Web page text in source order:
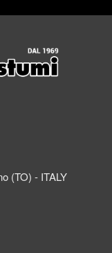
(TO) - ITALY